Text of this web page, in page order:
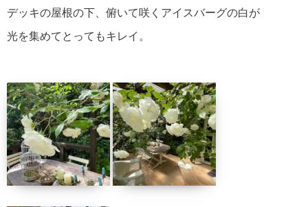
デッキの屋根の下、俯いて咲くアイスバーグの白が
光を集めてとってもキレイ。